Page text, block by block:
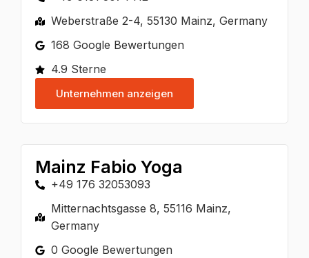
Weberstraße 2-4, 55130 Mainz, Germany
168 Google Bewertungen
4.9 Sterne
Unternehmen anzeigen
Mainz Fabio Yoga
+49 176 32053093
Mitternachtsgasse 8, 55116 Mainz,
Germany
0 Google Bewertungen